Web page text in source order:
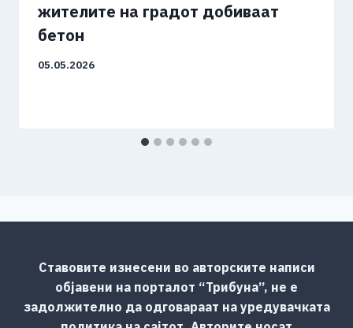
жителите на градот добиваат
бетон
05.05.2026
Ставовите изнесени во авторските написи
објавени на порталот “Трибуна”, не е
задолжително да одговараат на уредувачката